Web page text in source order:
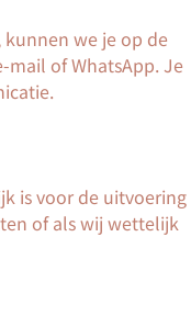
we je op de
of WhatsApp. Je
is voor de uitvoering
of als wij wettelijk